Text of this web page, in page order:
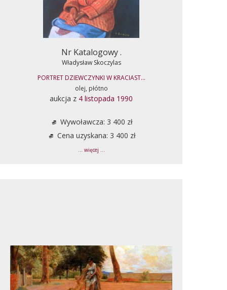
Nr Katalogowy .
Władysław Skoczylas
PORTRET DZIEWCZYNKI W KRACIAST...
olej, płótno
aukcja z 4 listopada 1990
Wywoławcza: 3 400 zł
Cena uzyskana: 3 400 zł
... więcej ...